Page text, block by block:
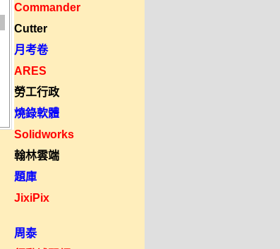
Commander
Cutter
月考卷
ARES
勞工行政
燒錄軟體
Solidworks
翰林雲端
題庫
JixiPix
周泰